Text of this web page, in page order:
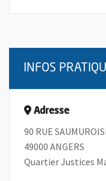
INFOS
Adresse
90 RUE
49000 ANGERS
Quartier Justices